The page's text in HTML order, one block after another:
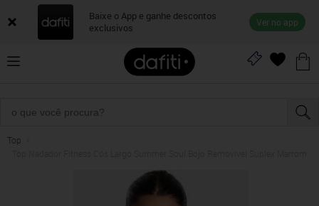
Baixe o App e ganhe descontos
exclusivos
Ver no app
Top